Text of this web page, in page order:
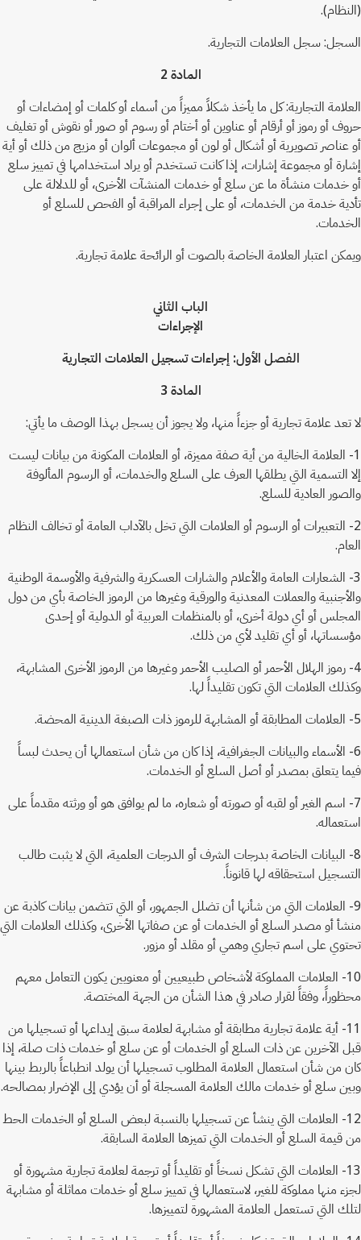
(النظام).
السجل: سجل العلامات التجارية.
المادة 2
العلامة التجارية: كل ما يأخذ شكلاً مميزاً من أسماء أو كلمات أو إمضاءات أو
حروف أو رموز أو أرقام أو عناوين أو أختام أو رسوم أو صور أو نقوش أو تغليف
أو عناصر تصويرية أو أشكال أو لون أو مجموعات ألوان أو مزيج من ذلك أو أية
إشارة أو مجموعة إشارات، إذا كانت تستخدم أو يراد استخدامها في تمييز سلع
أو خدمات منشأة ما عن سلع أو خدمات المنشآت الأخرى، أو للدلالة على
تأدية خدمة من الخدمات، أو على إجراء المراقبة أو الفحص للسلع أو
الخدمات.
ويمكن اعتبار العلامة الخاصة بالصوت أو الرائحة علامة تجارية.
الباب الثاني
الإجراءات
الفصل الأول: إجراءات تسجيل العلامات التجارية
المادة 3
لا تعد علامة تجارية أو جزءاً منها، ولا يجوز أن يسجل بهذا الوصف ما يأتي:
1- العلامة الخالية من أية صفة مميزة، أو العلامات المكونة من بيانات ليست
إلا التسمية التي يطلقها العرف على السلع والخدمات، أو الرسوم المألوفة
والصور العادية للسلع.
2- التعبيرات أو الرسوم أو العلامات التي تخل بالآداب العامة أو تخالف النظام
العام.
3- الشعارات العامة والأعلام والشارات العسكرية والشرفية والأوسمة الوطنية
والأجنبية والعملات المعدنية والورقية وغيرها من الرموز الخاصة بأي من دول
المجلس أو أي دولة أخرى، أو بالمنظمات العربية أو الدولية أو إحدى
مؤسساتها، أو أي تقليد لأي من ذلك.
4- رموز الهلال الأحمر أو الصليب الأحمر وغيرها من الرموز الأخرى المشابهة،
وكذلك العلامات التي تكون تقليداً لها.
5- العلامات المطابقة أو المشابهة للرموز ذات الصبغة الدينية المحضة.
6- الأسماء والبيانات الجغرافية، إذا كان من شأن استعمالها أن يحدث لبساً
فيما يتعلق بمصدر أو أصل السلع أو الخدمات.
7- اسم الغير أو لقبه أو صورته أو شعاره، ما لم يوافق هو أو ورثته مقدماً على
استعماله.
8- البيانات الخاصة بدرجات الشرف أو الدرجات العلمية، التي لا يثبت طالب
التسجيل استحقاقه لها قانوناً.
9- العلامات التي من شأنها أن تضلل الجمهور، أو التي تتضمن بيانات كاذبة عن
منشأ أو مصدر السلع أو الخدمات أو عن صفاتها الأخرى، وكذلك العلامات التي
تحتوي على اسم تجاري وهمي أو مقلد أو مزور.
10- العلامات المملوكة لأشخاص طبيعيين أو معنويين يكون التعامل معهم
محظوراً، وفقاً لقرار صادر في هذا الشأن من الجهة المختصة.
11- أية علامة تجارية مطابقة أو مشابهة لعلامة سبق إيداعها أو تسجيلها من
قبل الآخرين عن ذات السلع أو الخدمات أو عن سلع أو خدمات ذات صلة، إذا
كان من شأن استعمال العلامة المطلوب تسجيلها أن يولد انطباعاً بالربط بينها
وبين سلع أو خدمات مالك العلامة المسجلة أو أن يؤدي إلى الإضرار بمصالحه.
12- العلامات التي ينشأ عن تسجيلها بالنسبة لبعض السلع أو الخدمات الحط
من قيمة السلع أو الخدمات التي تميزها العلامة السابقة.
13- العلامات التي تشكل نسخاً أو تقليداً أو ترجمة لعلامة تجارية مشهورة أو
لجزء منها مملوكة للغير، لاستعمالها في تمييز سلع أو خدمات مماثلة أو مشابهة
لتلك التي تستعمل العلامة المشهورة لتمييزها.